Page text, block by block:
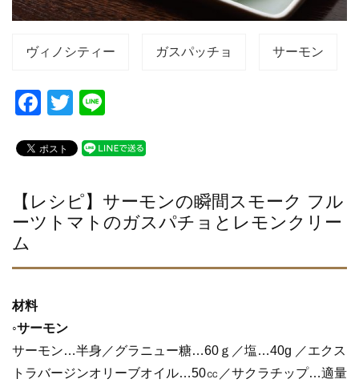
ヴィノシティー ガスパッチョ サーモン
F
c
b
o
T
tt
e
【レシピ】サーモンの瞬間スモーク フル
ーツトマトのガスパチョとレモンクリー
ム
材料
◦サーモン
サーモン…半身／グラニュー糖…60ｇ／塩…40g ／エクス
トラバージンオリーブオイル…50㏄／サクラチップ…適量